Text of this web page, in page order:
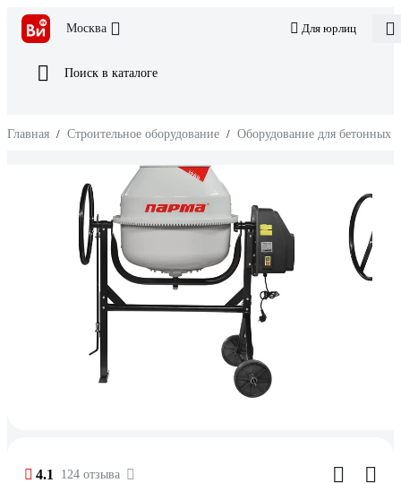
Москва Для юрлиц
Поиск в каталоге
Главная / Строительное оборудование / Оборудование для бетонных
4.1 124 отзыва